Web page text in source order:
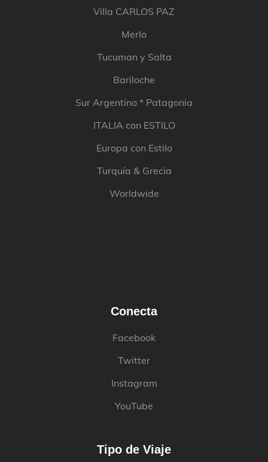
Villa CARLOS PAZ
Merlo
Tucuman y Salta
Bariloche
Sur Argentino * Patagonia
ITALIA con ESTILO
Europa con Estilo
Turquía & Grecia
Worldwide
Conecta
Facebook
Twitter
Instagram
YouTube
Tipo de Viaje